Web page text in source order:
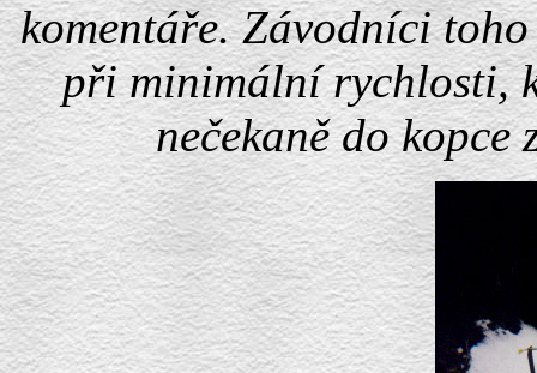
komentáře. Závodníci
při minimální rychlosti,
nečekaně do